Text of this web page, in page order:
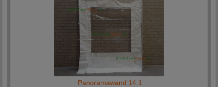
Panoramawand 14.1